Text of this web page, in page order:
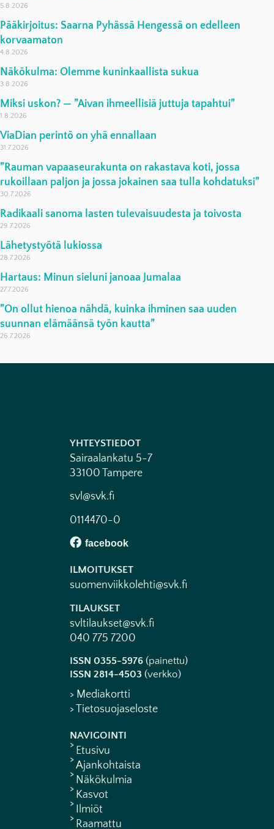
5.8.2026
Pääkirjoitus: Saarna Pyhässä Hengessä on edelleen
korvaamaton
4.8.2026
Näkökulma: Olemme kuninkaallista sukua
3.8.2026
Miksi uskon? — ”Aivan ihmeellisiä juttuja tapahtui”
1.8.2026
ViaDian perintö on yhä ennallaan
31.7.2026
”Rauman vapaaseurakunta on rakastava koti, jossa
rukoillaan paljon ja jossa jokainen saa tulla kohdatuksi”
30.7.2026
Radikaali sanoma lasten tulevaisuudesta ja toivosta
29.7.2026
Lähetystyötä lukiossa
28.7.2026
Hartaus: Minun sieluni janoaa Jumalaa
27.7.2026
”On ollut hienoa nähdä, kuinka ihminen saa uuden
suunnan elämäänsä työn kautta”
26.7.2026
YHTEYSTIEDOT
Sairaalankatu 5-7
33100 Tampere
svl@svk.fi
0114470-0
ILMOITUKSET
suomenviikkolehti@svk.fi
TILAUKSET
svltilaukset@svk.fi
040 775 7200
ISSN 0355-5976 (painettu)
ISSN 2814-4503 (verkko)
> Mediakortti
> Tietosuojaseloste
NAVIGOINTI
Etusivu
Ajankohtaista
Näkökulmia
Kasvot
Ilmiöt
Raamattu